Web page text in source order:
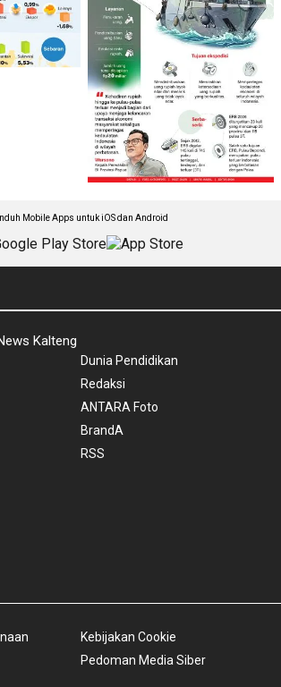
Mobile Apps untuk iOS dan Android
Kalteng
Dunia Pendidikan
Redaksi
ANTARA Foto
BrandA
RSS
Kebijakan Cookie
Pedoman Media Siber